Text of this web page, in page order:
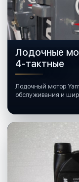
Лодочные
4-тактные
Лодочный мотор
обслуживания и